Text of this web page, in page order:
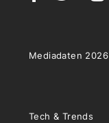
Mediadaten 2026
Tech & Trends